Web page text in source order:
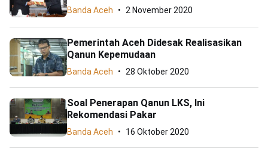
Banda Aceh 2 November 2020
Pemerintah Aceh Didesak Realisasikan
Qanun Kepemudaan
Banda Aceh 28 Oktober 2020
Soal Penerapan Qanun LKS, Ini
Rekomendasi Pakar
Banda Aceh 16 Oktober 2020